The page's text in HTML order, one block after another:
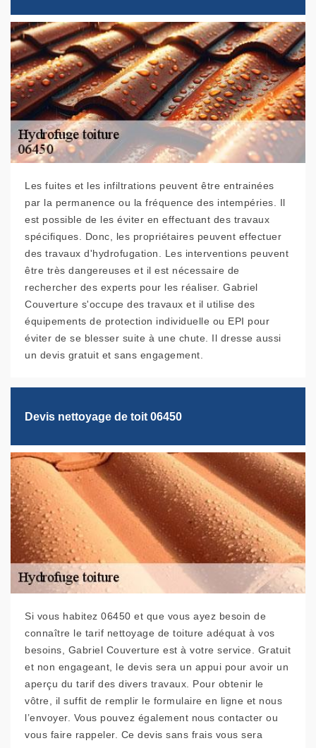
Les fuites et les infiltrations peuvent être entrainées
par la permanence ou la fréquence des intempéries. Il
est possible de les éviter en effectuant des travaux
spécifiques. Donc, les propriétaires peuvent effectuer
des travaux d'hydrofugation. Les interventions peuvent
être très dangereuses et il est nécessaire de
rechercher des experts pour les réaliser. Gabriel
Couverture s'occupe des travaux et il utilise des
équipements de protection individuelle ou EPI pour
éviter de se blesser suite à une chute. Il dresse aussi
un devis gratuit et sans engagement.
Devis nettoyage de toit 06450
Si vous habitez 06450 et que vous ayez besoin de
connaître le tarif nettoyage de toiture adéquat à vos
besoins, Gabriel Couverture est à votre service. Gratuit
et non engageant, le devis sera un appui pour avoir un
aperçu du tarif des divers travaux. Pour obtenir le
vôtre, il suffit de remplir le formulaire en ligne et nous
l’envoyer. Vous pouvez également nous contacter ou
vous faire rappeler. Ce devis sans frais vous sera